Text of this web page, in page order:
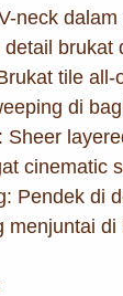
neck
detail brukat
tile all-
di
Sheer
cinematic
Pendek di
menjuntai di